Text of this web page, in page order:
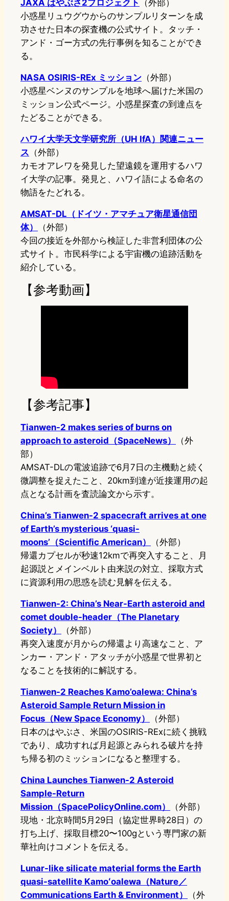
JAXA はやぶさ2プロジェクト
（外部）
小惑星リュウグウからのサンプルリターンを成
功させた日本の探査機の公式サイト。タッチ・
アンド・ゴー方式の先行事例を知ることができ
る。
NASA OSIRIS-REx ミッション （外部）
小惑星ベンヌのサンプルを地球へ届けた米国の
ミッション公式ページ。小惑星探査の到達点を
たどることができる。
ハワイ大学天文学研究所（UH IfA）関連ニュー
ス （外部）
カモオアレワを発見した望遠鏡を運用するハワ
イ大学の記事。発見と、ハワイ語による命名の
物語をたどれる。
AMSAT-DL（ドイツ・アマチュア衛星通信団
体）
（外部）
今回の接近を外部から検証した非営利団体の公
式サイト。市民科学による宇宙機の追跡活動を
紹介している。
【参考動画】
【参考記事】
Tianwen-2 makes series of burns on
approach to asteroid（SpaceNews）
（外
部）
AMSAT-DLの電波追跡で6月7日の主機動と続く
微調整を捉えたこと、20km到達が近接運用の起
点となる計画を査読論文から示す。
China’s Tianwen-2 spacecraft arrives at one
of Earth’s mysterious ‘quasi-
moons’（Scientific American）
（外部）
帰還カプセルが秒速12kmで再突入すること、月
起源説とメインベルト由来説の対立、採取方式
に資源利用の思惑を読む見解を伝える。
Tianwen-2: China’s Near-Earth asteroid and
comet double-header（The Planetary
Society）
（外部）
再突入速度が月からの帰還より高速なこと、ア
ンカー・アンド・アタッチが小惑星で世界初と
なることを技術的に解説する。
Tianwen-2 Reaches Kamo’oalewa: China’s
Asteroid Sample Return Mission in
Focus（New Space Economy）
（外部）
日本のはやぶさ、米国のOSIRIS-RExに続く挑戦
であり、成功すれば月起源とみられる破片を持
ち帰る初のミッションになると整理する。
China Launches Tianwen-2 Asteroid
Sample-Return
Mission（SpacePolicyOnline.com）
（外部）
現地・北京時間5月29日（協定世界時28日）の
打ち上げ、採取目標20〜100gという専門家の新
華社向けコメントを伝える。
Lunar-like silicate material forms the Earth
quasi-satellite Kamoʻoalewa（Nature／
Communications Earth & Environment）
（外